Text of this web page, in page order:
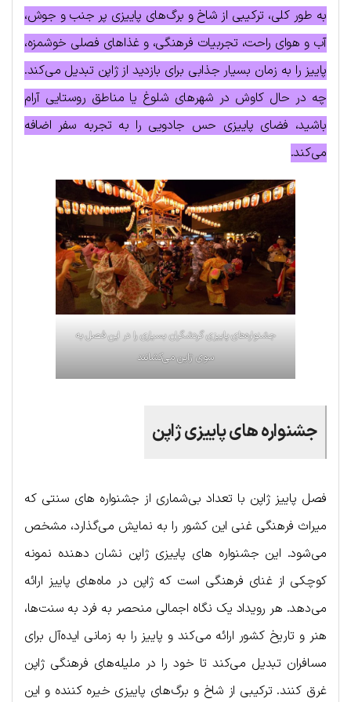
به طور کلی، ترکیبی از شاخ و برگ‌های پاییزی پر جنب و جوش،
آب و هوای راحت، تجربیات فرهنگی، و غذاهای فصلی خوشمزه،
پاییز را به زمان بسیار جذابی برای بازدید از ژاپن تبدیل می‌کند.
چه در حال کاوش در شهرهای شلوغ یا مناطق روستایی آرام
باشید، فضای پاییزی حس جادویی را به تجربه سفر اضافه
می‌کند.
جشنواره‌های پاییزی گردشگران بسیاری را در این فصل به
سوی ژاپن می‌کشانند
جشنواره های پاییزی ژاپن
فصل پاییز ژاپن با تعداد بی‌شماری از جشنواره های سنتی که
میراث فرهنگی غنی این کشور را به نمایش می‌گذارد، مشخص
می‌شود. این جشنواره های پاییزی ژاپن نشان دهنده نمونه
کوچکی از غنای فرهنگی است که ژاپن در ماه‌های پاییز ارائه
می‌دهد. هر رویداد یک نگاه اجمالی منحصر به فرد به سنت‌ها،
هنر و تاریخ کشور ارائه می‌کند و پاییز را به زمانی ایده‌آل برای
مسافران تبدیل می‌کند تا خود را در ملیله‌های فرهنگی ژاپن
غرق کنند. ترکیبی از شاخ و برگ‌های پاییزی خیره کننده و این